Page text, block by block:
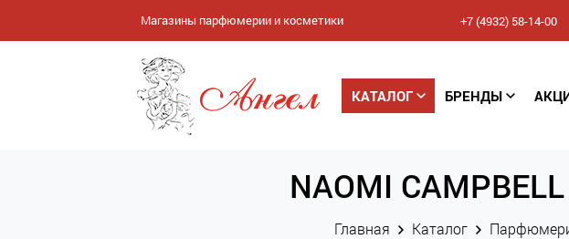
Магазины парфюмерии и косметики +7 (4932) 58-14-00
персональных
КАТАЛОГ БРЕНДЫ
NAOMI
Главная Каталог